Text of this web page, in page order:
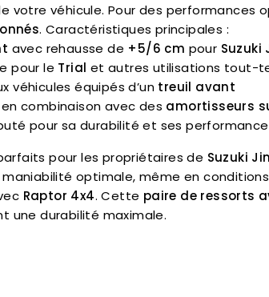
votre véhicule. Pour des
. Caractéristiques principales :
avec rehausse de +5/6 cm pour Suzuki
pour le Trial et autres utilisations tout-
véhicules équipés d’un treuil avant
combinaison avec des amortisseurs
pour sa durabilité et ses
pour les propriétaires de Suzuki
optimale, même en
Raptor 4x4. Cette paire de ressorts
une durabilité maximale.